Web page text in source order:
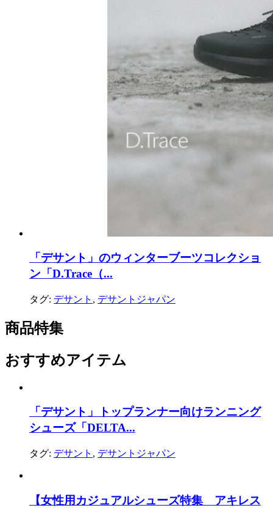
「デサント」のウィンターブーツコレクショ
ン「D.Trace（...
タグ: デサント , デサントジャパン
商品特集
おすすめアイテム
「デサント」トップランナー向けランニング
シューズ「DELTA...
タグ: デサント , デサントジャパン
【女性用カジュアルシューズ特集 アキレス